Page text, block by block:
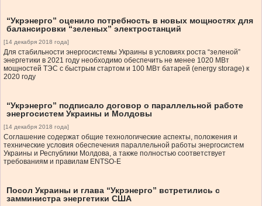
“Укрэнерго” оценило потребность в новых мощностях для
балансировки “зеленых” электростанций
[14 декабря 2018 года]
Для стабильности энергосистемы Украины в условиях роста “зеленой”
энергетики в 2021 году необходимо обеспечить не менее 1020 МВт
мощностей ТЭС с быстрым стартом и 100 МВт батарей (energy storage) к
2020 году
“Укрэнерго” подписало договор о параллельной работе
энергосистем Украины и Молдовы
[14 декабря 2018 года]
Соглашение содержат общие технологические аспекты, положения и
технические условия обеспечения параллельной работы энергосистем
Украины и Республики Молдова, а также полностью соответствует
требованиям и правилам ENTSO-Е
Посол Украины и глава “Укрэнерго” встретились с
замминистра энергетики США